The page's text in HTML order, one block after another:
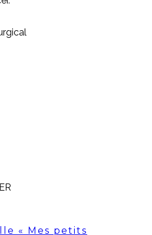
« Mes petits